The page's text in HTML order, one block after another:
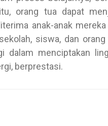
orang tua dapat
anak-anak
siswa, dan
dalam menciptakan
berprestasi.